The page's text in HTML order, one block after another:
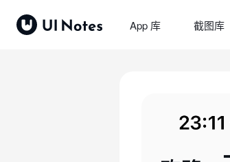
App 库 截图库